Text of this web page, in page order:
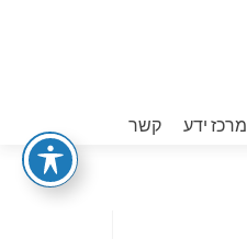
מרכז ידע קשר